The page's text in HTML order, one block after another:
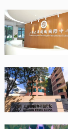
学制4年（
G2年级
学制3年（
读生）